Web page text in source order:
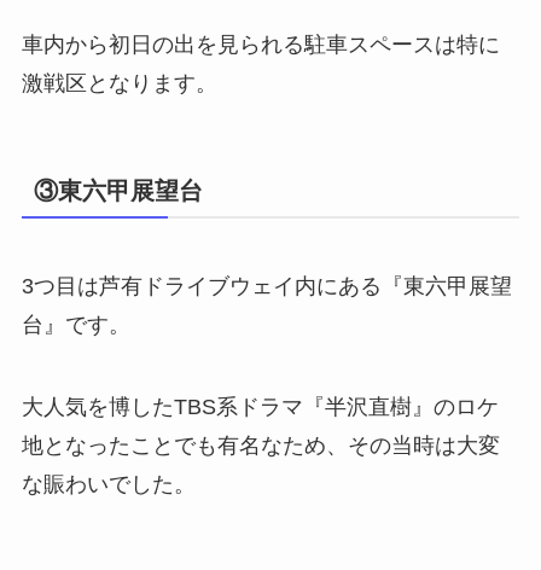
車内から初日の出を見られる駐車スペースは特に
激戦区となります。
③東六甲展望台
3つ目は芦有ドライブウェイ内にある『東六甲展望
台』です。
大人気を博したTBS系ドラマ『半沢直樹』のロケ
地となったことでも有名なため、その当時は大変
な賑わいでした。